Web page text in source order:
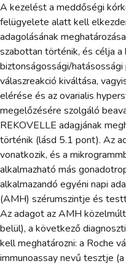
A kezelést a meddőségi
felügyelete alatt kell
adagolásának
szabottan történik, és célja a
biztonságossági/
válaszreakció kiváltása,
elérése és az ovarialis
megelőzésére szolgáló
REKOVELLE adagjának
történik (lásd 5.1 pont). Az
vonatkozik, és a
alkalmazható más
alkalmazandó egyéni napi
(AMH) szérumszintje és
Az adagot az AMH
belül), a következő
kell meghatározni: a Roche
immunoassay nevű tesztje